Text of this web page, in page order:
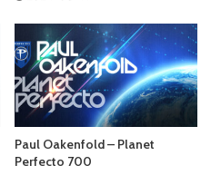
Edit) /Perfecto/
– Concentrate (Extended
Paul Oakenfold – Planet
Perfecto 700